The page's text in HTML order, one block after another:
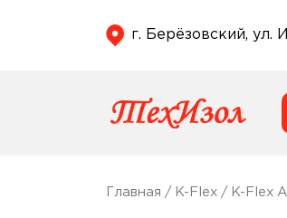
г. Берёзовский, ул.
Главная / K-Flex / K-Flex